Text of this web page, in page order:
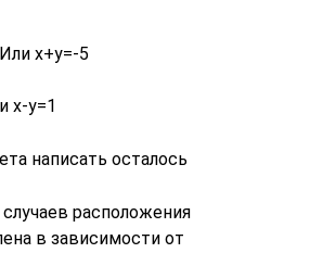
х+у=-5
x-y=1
написать осталось
расположения
в зависимости от